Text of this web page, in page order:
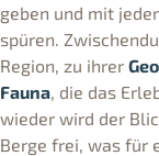
geben und mit
spüren.
Region, zu ihrer
Fauna , die das
wieder wird der
Berge frei, was für